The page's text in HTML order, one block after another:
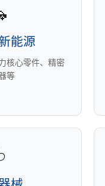
能源
核心零件、精密
等